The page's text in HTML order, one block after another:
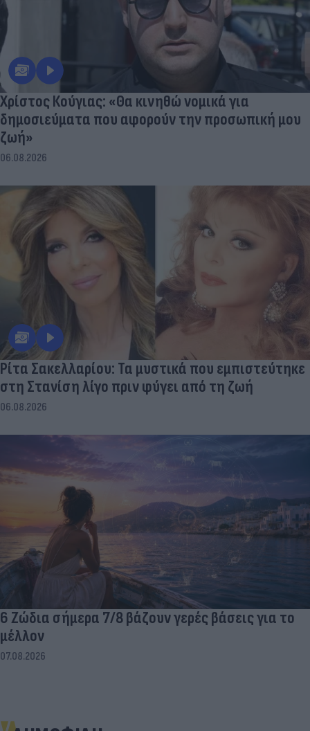
Χρίστος Κούγιας: «Θα κινηθώ νομικά για
δημοσιεύματα που αφορούν την προσωπική μου
ζωή»
06.08.2026
Ρίτα Σακελλαρίου: Τα μυστικά που εμπιστεύτηκε
στη Στανίση λίγο πριν φύγει από τη ζωή
06.08.2026
6 Ζώδια σήμερα 7/8 βάζουν γερές βάσεις για το
μέλλον
07.08.2026